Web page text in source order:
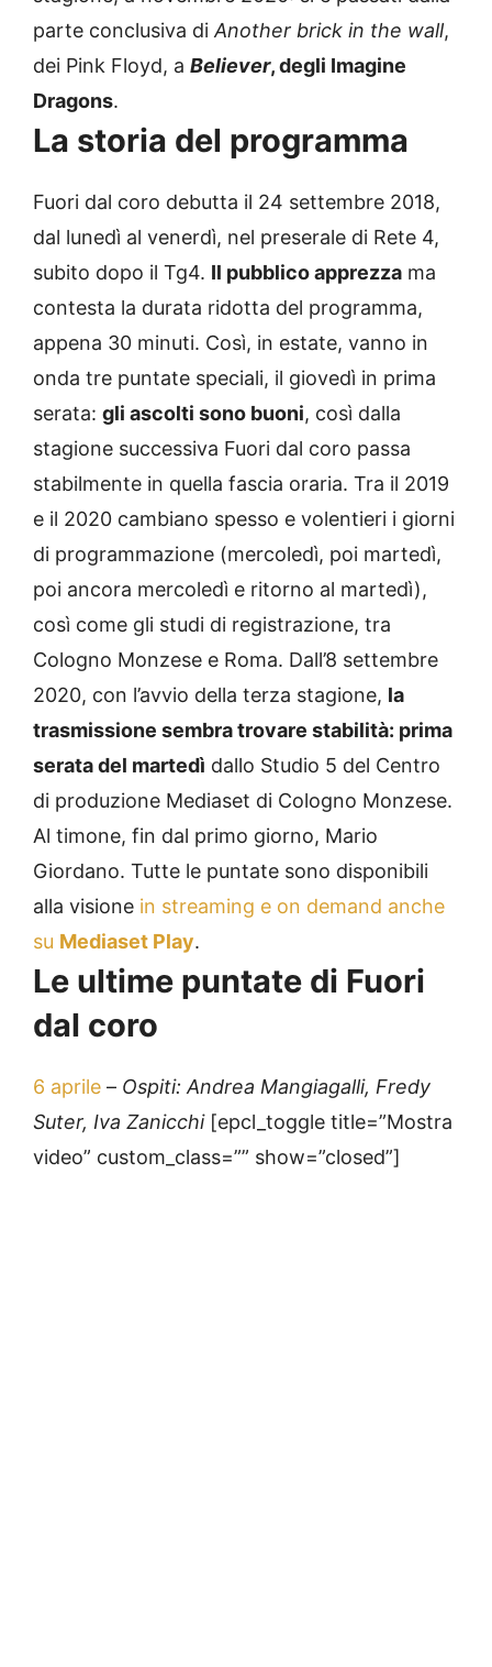
parte conclusiva diAnother brick in the wall,
dei Pink Floyd, a Believer, degli Imagine
Dragons.
La storia del programma
Fuori dal coro debutta il 24 settembre 2018,
dal lunedì al venerdì, nel preserale di Rete 4,
subito dopo il Tg4. Il pubblico apprezza ma
contesta la durata ridotta del programma,
appena 30 minuti. Così, in estate, vanno in
onda tre puntate speciali, il giovedì in prima
serata: gli ascolti sono buoni, così dalla
stagione successiva Fuori dal coro passa
stabilmente in quella fascia oraria. Tra il 2019
e il 2020 cambiano spesso e volentieri i giorni
di programmazione (mercoledì, poi martedì,
poi ancora mercoledì e ritorno al martedì),
così come gli studi di registrazione, tra
Cologno Monzese e Roma. Dall’8 settembre
2020, con l’avvio della terza stagione, la
trasmissione sembra trovare stabilità: prima
serata del martedì dallo Studio 5 del Centro
di produzione Mediaset di Cologno Monzese.
Al timone, fin dal primo giorno, Mario
Giordano. Tutte le puntate sono disponibili
alla visione in streaming e on demand anche
su Mediaset Play.
Le ultime puntate di Fuori
dal coro
6 aprile – Ospiti: Andrea Mangiagalli, Fredy
Suter, Iva Zanicchi[epcl_toggle title=”Mostra
video” custom_class=”” show=”closed”]